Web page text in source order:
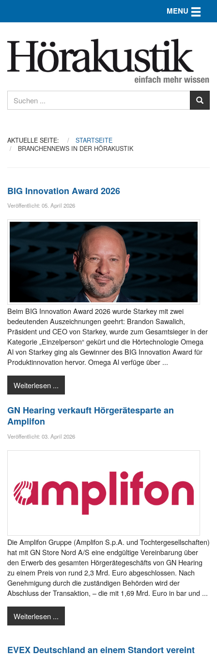
MENU Toggle
AKTUELLE SEITE:
STARTSEITE
BRANCHENNEWS IN DER HÖRAKUSTIK
BIG Innovation Award 2026
Veröffentlicht: 05. April 2026
Beim BIG Innovation Award 2026 wurde Starkey mit zwei
bedeutenden Auszeichnungen geehrt: Brandon Sawalich,
Präsident und CEO von Starkey, wurde zum Gesamtsieger in der
Kategorie „Einzelperson“ gekürt und die Hörtechnologie Omega
Al von Starkey ging als Gewinner des BIG Innovation Award für
Produktinnovation hervor. Omega Al verfüge über ...
Weiterlesen ...
GN Hearing verkauft Hörgerätesparte an
Amplifon
Veröffentlicht: 03. April 2026
Die Amplifon Gruppe (Amplifon S.p.A. und Tochtergesellschaften)
hat mit GN Store Nord A/S eine endgültige Vereinbarung über
den Erwerb des gesamten Hörgerätegeschäfts von GN Hearing
zu einem Preis von rund 2,3 Mrd. Euro abgeschlossen. Nach
Genehmigung durch die zuständigen Behörden wird der
Abschluss der Transaktion, – die mit 1,69 Mrd. Euro in bar und ...
Weiterlesen ...
EVEX Deutschland an einem Standort vereint